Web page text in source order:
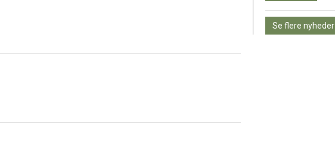
Se flere nyheder